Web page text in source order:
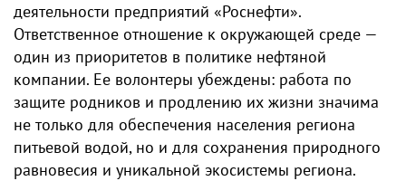
деятельности предприятий «Роснефти».
Ответственное отношение к окружающей среде —
один из приоритетов в политике нефтяной
компании. Ее волонтеры убеждены: работа по
защите родников и продлению их жизни значима
не только для обеспечения населения региона
питьевой водой, но и для сохранения природного
равновесия и уникальной экосистемы региона.